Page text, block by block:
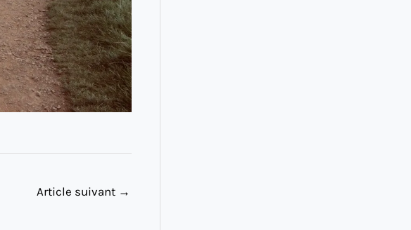
Article suivant →